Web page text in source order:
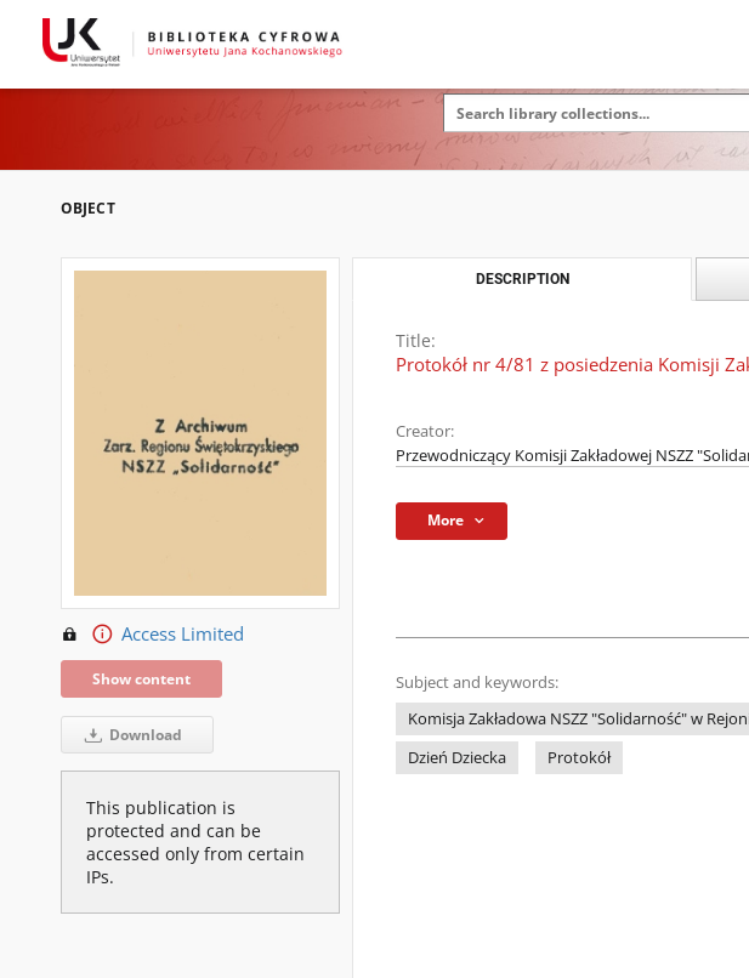
OBJECT
Access Limited
Show content
Download
This publication is
protected and can be
accessed only from certain
IPs.
DESCRIPTION
Title:
Protokół nr 4/81 z posiedzenia Komisji
Creator:
Przewodniczący Komisji Zakładowej NSZZ
More
Subject and keywords:
Komisja Zakładowa NSZZ "Solidarność" w
Dzień Dziecka
Protokół